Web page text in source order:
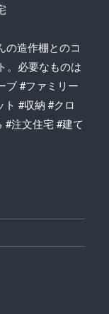
の造作棚とのコ
。必要なものは
ブ #ファミリー
#収納 #クロ
#注文住宅 #建て